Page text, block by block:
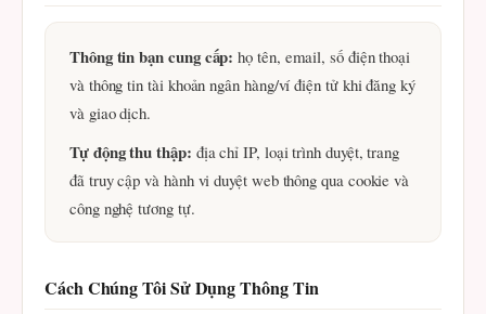
Thông tin bạn cung cấp: họ tên, email, số điện thoại
và thông tin tài khoản ngân hàng/ví điện tử khi đăng ký
và giao dịch.
Tự động thu thập: địa chỉ IP, loại trình duyệt, trang
đã truy cập và hành vi duyệt web thông qua cookie và
công nghệ tương tự.
Cách Chúng Tôi Sử Dụng Thông Tin